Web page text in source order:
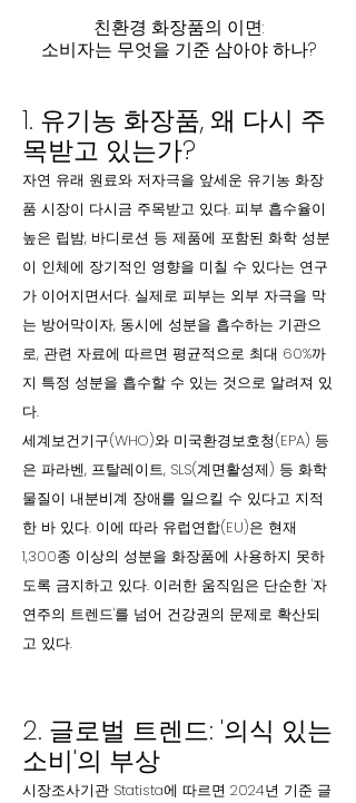
친환경 화장품의 이면:
소비자는 무엇을 기준 삼아야 하나?
1. 유기농 화장품, 왜 다시 주
목받고 있는가?
자연 유래 원료와 저자극을 앞세운 유기농 화장
품 시장이 다시금 주목받고 있다. 피부 흡수율이
높은 립밤, 바디로션 등 제품에 포함된 화학 성분
이 인체에 장기적인 영향을 미칠 수 있다는 연구
가 이어지면서다. 실제로 피부는 외부 자극을 막
는 방어막이자, 동시에 성분을 흡수하는 기관으
로, 관련 자료에 따르면 평균적으로 최대 60%까
지 특정 성분을 흡수할 수 있는 것으로 알려져 있
다.
세계보건기구(WHO)와 미국환경보호청(EPA) 등
은 파라벤, 프탈레이트, SLS(계면활성제) 등 화학
물질이 내분비계 장애를 일으킬 수 있다고 지적
한 바 있다. 이에 따라 유럽연합(EU)은 현재
1,300종 이상의 성분을 화장품에 사용하지 못하
도록 금지하고 있다. 이러한 움직임은 단순한 '자
연주의 트렌드'를 넘어 건강권의 문제로 확산되
고 있다.
2. 글로벌 트렌드: '의식 있는
소비'의 부상
시장조사기관 Statista에 따르면 2024년 기준 글